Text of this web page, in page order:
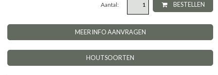
Aantal: BESTELLEN
MEER INFO AANVRAGEN
HOUTSOORTEN